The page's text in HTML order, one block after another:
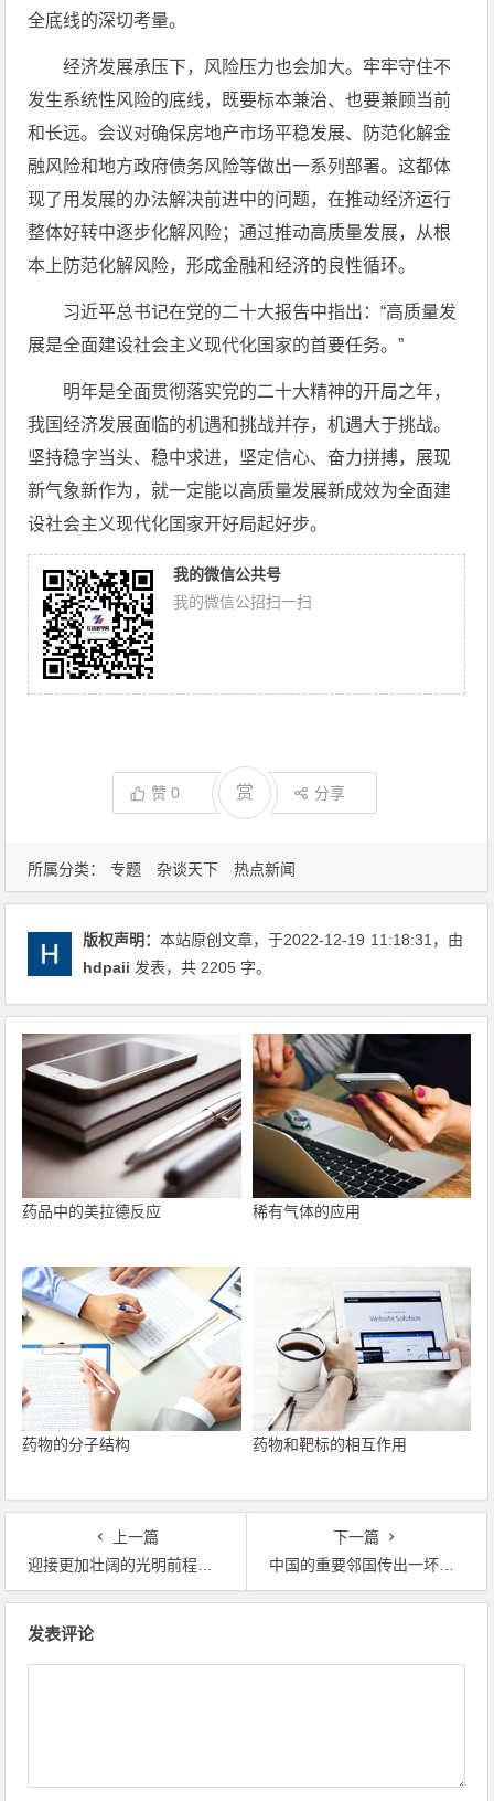
所属分类： 专题 杂谈天下 热点新闻
全底线的深切考量。
经济发展承压下，风险压力也会加大。牢牢守住不
发生系统性风险的底线，既要标本兼治、也要兼顾当前
和长远。会议对确保房地产市场平稳发展、防范化解金
融风险和地方政府债务风险等做出一系列部署。这都体
现了用发展的办法解决前进中的问题，在推动经济运行
整体好转中逐步化解风险；通过推动高质量发展，从根
本上防范化解风险，形成金融和经济的良性循环。
习近平总书记在党的二十大报告中指出：“高质量发
展是全面建设社会主义现代化国家的首要任务。”
明年是全面贯彻落实党的二十大精神的开局之年，
我国经济发展面临的机遇和挑战并存，机遇大于挑战。
坚持稳字当头、稳中求进，坚定信心、奋力拼搏，展现
新气象新作为，就一定能以高质量发展新成效为全面建
设社会主义现代化国家开好局起好步。
我的微信公共号
我的微信公招扫一扫
赞0 赏 分享
版权声明：本站原创文章，于2022-12-19 11:18:31，由
hdpaii 发表，共 2205 字。
药品中的美拉德反应 稀有气体的应用
药物的分子结构 药物和靶标的相互作用
上一篇
迎接更加壮阔的光明前程——读懂中国经济发展大势
下一篇
中国的重要邻国传出一坏消息！示威者冲击政府大楼，中方发声了
发表评论